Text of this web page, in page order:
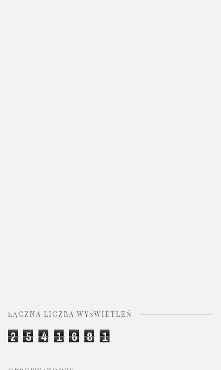
ŁĄCZNA LICZBA WYŚWIETLEŃ
2 5 4 1 6 8 1